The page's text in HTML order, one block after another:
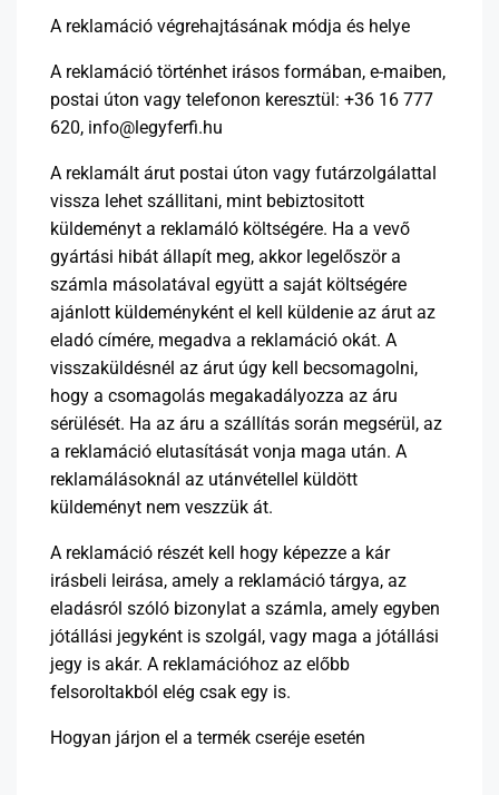
A reklamáció végrehajtásának módja és helye
A reklamáció történhet irásos formában, e-maiben,
postai úton vagy telefonon keresztül: +36 16 777
620, info@legyferfi.hu
A reklamált árut postai úton vagy futárzolgálattal
vissza lehet szállitani, mint bebiztositott
küldeményt a reklamáló költségére. Ha a vevő
gyártási hibát állapít meg, akkor legelőször a
számla másolatával együtt a saját költségére
ajánlott küldeményként el kell küldenie az árut az
eladó címére, megadva a reklamáció okát. A
visszaküldésnél az árut úgy kell becsomagolni,
hogy a csomagolás megakadályozza az áru
sérülését. Ha az áru a szállítás során megsérül, az
a reklamáció elutasítását vonja maga után. A
reklamálásoknál az utánvétellel küldött
küldeményt nem veszzük át.
A reklamáció részét kell hogy képezze a kár
irásbeli leirása, amely a reklamáció tárgya, az
eladásról szóló bizonylat a számla, amely egyben
jótállási jegyként is szolgál, vagy maga a jótállási
jegy is akár. A reklamációhoz az előbb
felsoroltakból elég csak egy is.
Hogyan járjon el a termék cseréje esetén